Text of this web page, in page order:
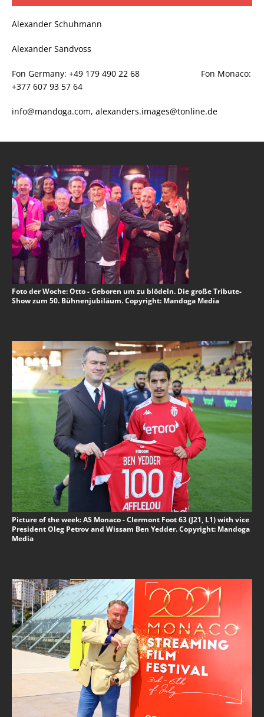
Alexander Schuhmann
Alexander Sandvoss
Fon Germany: +49 179 490 22 68 Fon Monaco:
+377 607 93 57 64
info@mandoga.com, alexanders.images@tonline.de
Foto der Woche: Otto - Geboren um zu blödeln. Die große Tribute-
Show zum 50. Bühnenjubiläum. Copyright: Mandoga Media
Picture of the week: AS Monaco - Clermont Foot 63 (J21, L1) with vice
President Oleg Petrov and Wissam Ben Yedder. Copyright: Mandoga
Media